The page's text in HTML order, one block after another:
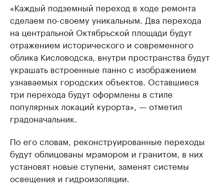
«Каждый подземный переход в ходе ремонта
сделаем по-своему уникальным. Два перехода
на центральной Октябрьской площади будут
отражением исторического и современного
облика Кисловодска, внутри пространства будут
украшать встроенные панно с изображением
узнаваемых городских объектов. Оставшиеся
три перехода будут оформлены в стиле
популярных локаций курорта», — отметил
градоначальник.
По его словам, реконструированные переходы
будут облицованы мрамором и гранитом, в них
установят новые ступени, заменят системы
освещения и гидроизоляции.